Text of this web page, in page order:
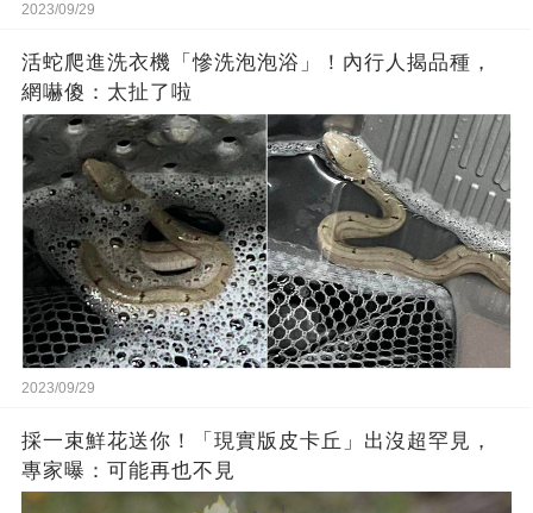
2023/09/29
活蛇爬進洗衣機「慘洗泡泡浴」！內行人揭品種，
網嚇傻：太扯了啦
2023/09/29
採一束鮮花送你！「現實版皮卡丘」出沒超罕見，
專家曝：可能再也不見